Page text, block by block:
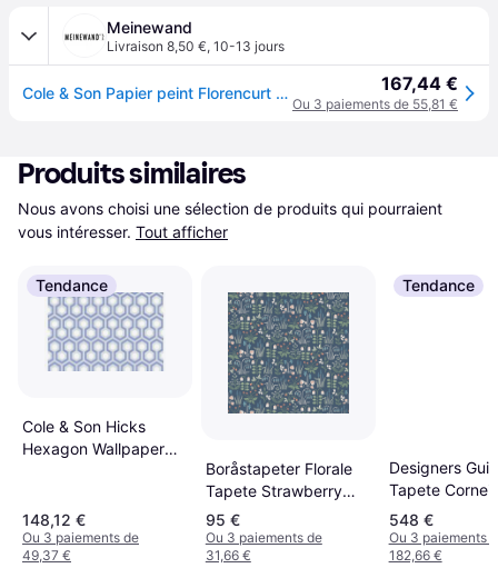
Meinewand
Livraison 8,50 €, 10-13 jours
Cole & Son Papier peint Florencurt - Teal - turquoise 167,44 €
Ou 3 paiements de 55,81 €
Produits similaires
Nous avons choisi une sélection de produits qui pourraient
vous intéresser. Tout afficher
Tendance
Cole & Son Hicks
Hexagon Wallpaper
66/8054 Roll
148,12 €
Ou 3 paiements de
49,37 €
Boråstapeter Florale
Tapete Strawberry
Field von Boras 7215
bleu
95 €
Ou 3 paiements de
31,66 €
Tendance
Designers
Tapete
Slate Blue bleu
548 €
Ou 3 paiements
182,66 €